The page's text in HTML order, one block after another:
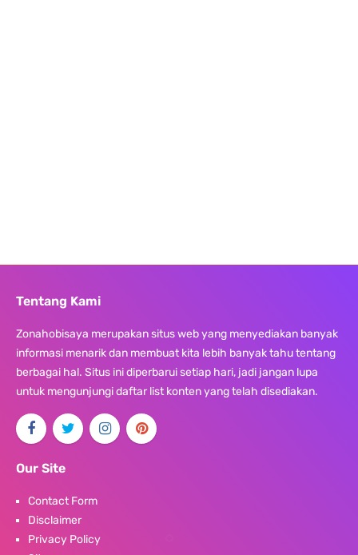
Tentang Kami
Zonahobisaya merupakan situs web yang menyediakan banyak
informasi menarik dan membuat kita lebih banyak tahu tentang
berbagai hal. Situs ini diperbarui setiap hari, jadi jangan lupa
untuk mengunjungi daftar list konten yang telah disediakan.
Our Site
Contact Form
Disclaimer
Privacy Policy